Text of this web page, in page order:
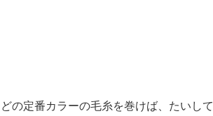
の定番カラーの毛糸を巻けば、たいして